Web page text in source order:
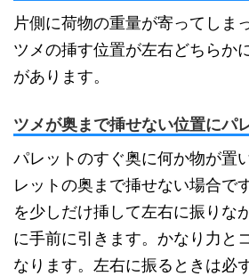
片側に荷物の重量が寄ってしま
ツメの挿す位置が左右どちらか
があります。
ツメが奥まで挿せない位置にパ
パレットのすぐ奥に何か物が置
レットの奥まで挿せない場合で
を少しだけ挿して左右に振りな
に手前に引きます。かなり力と
なります。左右に振るときは必